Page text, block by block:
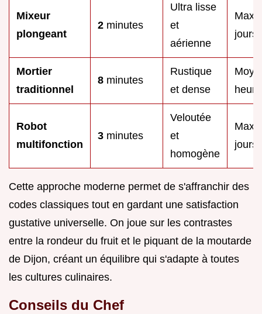
Mixeur
plongeant
2 minutes
Ultra lisse
et
aérienne
jours)
Mortier
traditionnel
8 minutes
Rustique
et dense
Robot
multifonction
3 minutes
Veloutée
et
homogène
jours)
Cette approche moderne permet de s'affranchir des
codes classiques tout en gardant une satisfaction
gustative universelle. On joue sur les contrastes
entre la rondeur du fruit et le piquant de la moutarde
de Dijon, créant un équilibre qui s'adapte à toutes
les cultures culinaires.
Conseils du Chef